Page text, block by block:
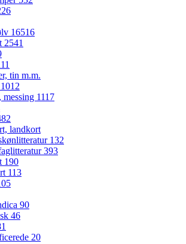
16516
2541
tin m.m.
1012
messing 1117
landkort
132
393
190
113
90
46
20